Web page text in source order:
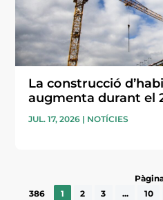
La construcció
augmenta durant el
JUL. 17, 2026 | NOTÍCIES
386
1 2 3 ... 10